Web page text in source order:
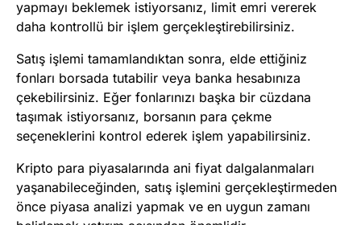
yapmayı beklemek istiyorsanız, limit emri vererek
daha kontrollü bir işlem gerçekleştirebilirsiniz.
Satış işlemi tamamlandıktan sonra, elde ettiğiniz
fonları borsada tutabilir veya banka hesabınıza
çekebilirsiniz. Eğer fonlarınızı başka bir cüzdana
taşımak istiyorsanız, borsanın para çekme
seçeneklerini kontrol ederek işlem yapabilirsiniz.
Kripto para piyasalarında ani fiyat dalgalanmaları
yaşanabileceğinden, satış işlemini gerçekleştirmeden
önce piyasa analizi yapmak ve en uygun zamanı